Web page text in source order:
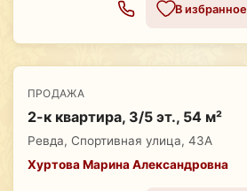
В избранное
ПРОДАЖА
2-к квартира, 3/5 эт., 54 м²
Ревда, Спортивная улица, 43А
Хуртова Марина Александровна